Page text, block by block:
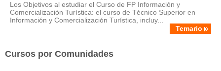
Los Objetivos al estudiar el Curso de FP Información y
Comercialización Turística: el curso de Técnico Superior en
Información y Comercialización Turística, incluy...
Temario
Cursos por Comunidades